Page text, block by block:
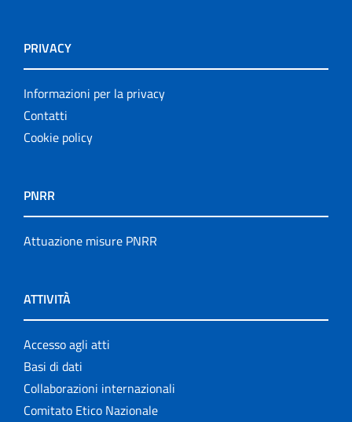
PRIVACY
Informazioni per la privacy
Contatti
Cookie policy
PNRR
Attuazione misure PNRR
ATTIVITÀ
Accesso agli atti
Basi di dati
Collaborazioni internazionali
Comitato Etico Nazionale